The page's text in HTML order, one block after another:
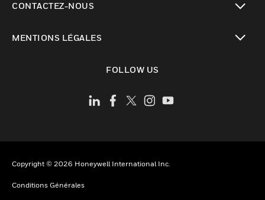
CONTACTEZ-NOUS
MENTIONS LÉGALES
FOLLOW US
Copyright © 2026 Honeywell International Inc.
Conditions Générales